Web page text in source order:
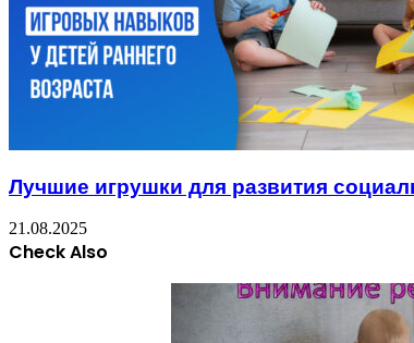
Лучшие игрушки для развития
21.08.2025
Check Also